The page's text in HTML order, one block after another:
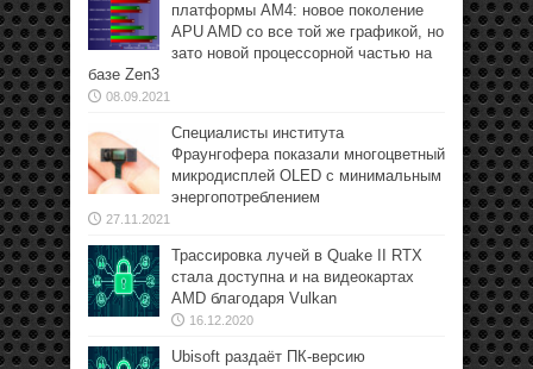
платформы АМ4: новое поколение
APU AMD со все той же графикой, но
зато новой процессорной частью на
базе Zen3
08.09.2021
Специалисты института
Фраунгофера показали многоцветный
микродисплей OLED с минимальным
энергопотреблением
27.11.2021
Трассировка лучей в Quake II RTX
стала доступна и на видеокартах
AMD благодаря Vulkan
16.12.2020
Ubisoft раздаёт ПК-версию